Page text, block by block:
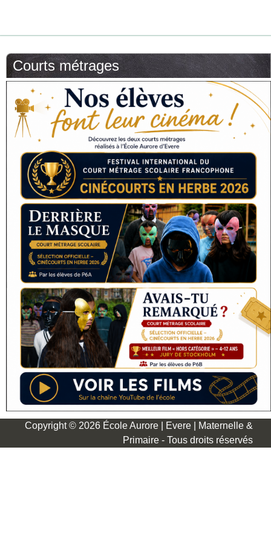
Courts métrages
Copyright © 2026 École Aurore | Evere | Maternelle &
Primaire - Tous droits réservés